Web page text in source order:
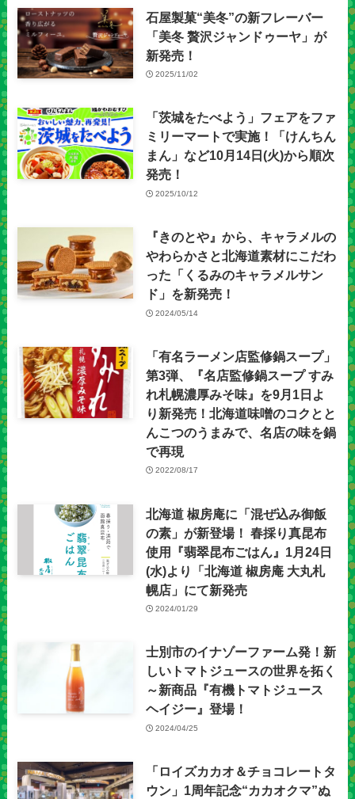
石屋製菓“美冬”の新フレーバー
「美冬 贅沢ジャンドゥーヤ」が
新発売！
2025/11/02
「茨城をたべよう」フェアをファ
ミリーマートで実施！「けんちん
まん」など10月14日(火)から順次
発売！
2025/10/12
『きのとや』から、キャラメルの
やわらかさと北海道素材にこだわ
った「くるみのキャラメルサン
ド」を新発売！
2024/05/14
「有名ラーメン店監修鍋スープ」
第3弾、『名店監修鍋スープ すみ
れ札幌濃厚みそ味』を9月1日よ
り新発売！北海道味噌のコクとと
んこつのうまみで、名店の味を鍋
で再現
2022/08/17
北海道 椒房庵に「混ぜ込み御飯
の素」が新登場！ 春採り真昆布
使用『翡翠昆布ごはん』1月24日
(水)より「北海道 椒房庵 大丸札
幌店」にて新発売
2024/01/29
士別市のイナゾーファーム発！新
しいトマトジュースの世界を拓く
～新商品『有機トマトジュース
ヘイジー』登場！
2024/04/25
「ロイズカカオ＆チョコレートタ
ウン」1周年記念“カカオクマ”ぬ